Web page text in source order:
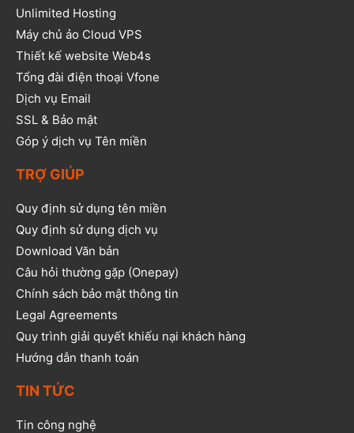
Unlimited Hosting
Máy chủ ảo Cloud VPS
Thiết kế website Web4s
Tổng đài điện thoại Vfone
Dịch vụ Email
SSL & Bảo mật
Góp ý dịch vụ Tên miền
TRỢ GIÚP
Quy định sử dụng tên miền
Quy định sử dụng dịch vụ
Download Văn bản
Câu hỏi thường gặp (Onepay)
Chính sách bảo mật thông tin
Legal Agreements
Quy trình giải quyết khiếu nại khách hàng
Hướng dẫn thanh toán
TIN TỨC
Tin công nghệ